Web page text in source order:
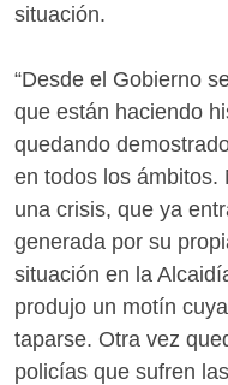
situación.
“Desde el Gobierno
que están haciendo
quedando
en todos los ámbitos.
una crisis, que ya
generada por su
situación en la
produjo un motín
taparse. Otra vez
policías que sufren